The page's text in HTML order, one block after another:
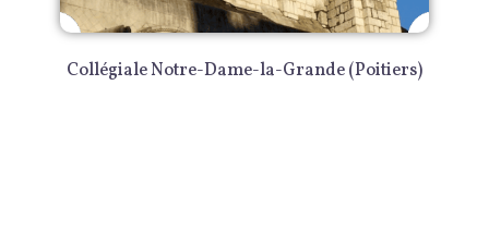
Collégiale Notre-Dame-la-Grande (Poitiers)